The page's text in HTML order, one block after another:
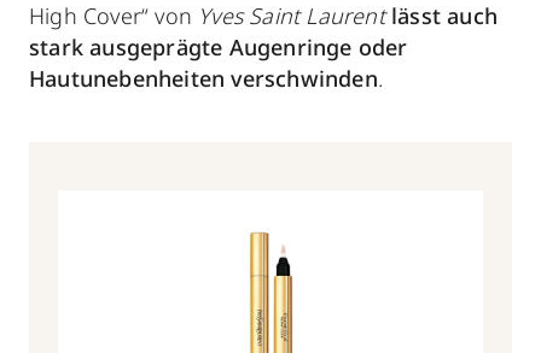
High Cover“ von Yves Saint Laurent lässt auch
stark ausgeprägte Augenringe oder
Hautunebenheiten verschwinden.